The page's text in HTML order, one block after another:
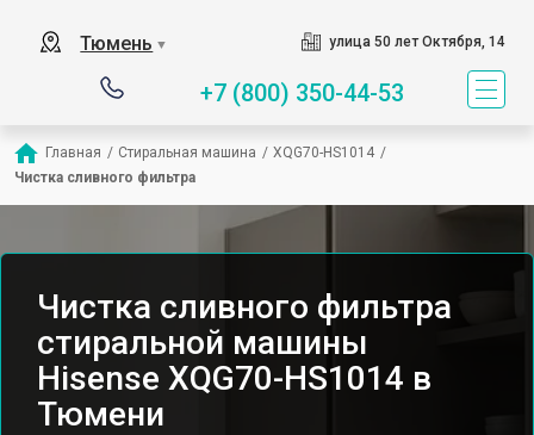
Тюмень ▼ улица 50 лет Октября, 14
+7 (800) 350-44-53
Главная / Стиральная машина / XQG70-HS1014 /
Чистка сливного фильтра
Чистка сливного фильтра
стиральной машины
Hisense XQG70-HS1014 в
Тюмени